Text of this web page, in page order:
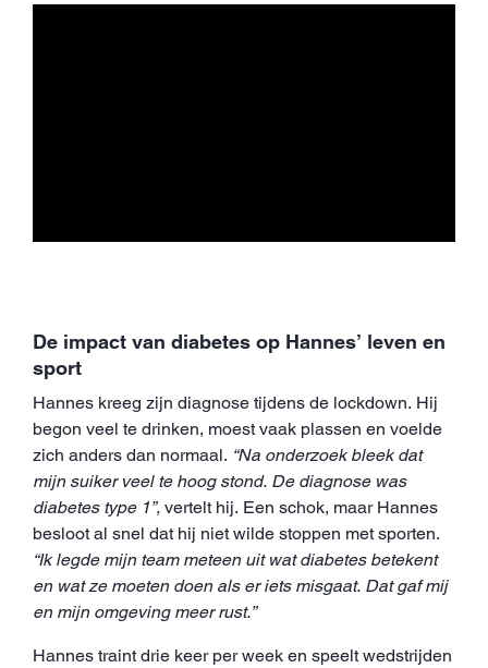
De impact van diabetes op Hannes’ leven en
sport
Hannes kreeg zijn diagnose tijdens de lockdown. Hij
begon veel te drinken, moest vaak plassen en voelde
zich anders dan normaal. “Na onderzoek bleek dat
mijn suiker veel te hoog stond. De diagnose was
diabetes type 1”, vertelt hij. Een schok, maar Hannes
besloot al snel dat hij niet wilde stoppen met sporten.
“Ik legde mijn team meteen uit wat diabetes betekent
en wat ze moeten doen als er iets misgaat. Dat gaf mij
en mijn omgeving meer rust.”
Hannes traint drie keer per week en speelt wedstrijden